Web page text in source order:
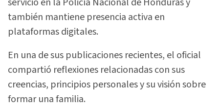
también mantiene presencia activa en
plataformas digitales.
En una de sus publicaciones recientes, el oficial
compartió reflexiones relacionadas con sus
creencias, principios personales y su visión sobre
formar una familia.